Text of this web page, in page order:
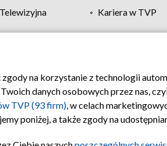
Kariera w TVP
Polityka prywatności Moje
na korzystanie z technologii
danych osobowych przez nas,
TVP (93 firm), w celach
poniżej, a także zgody na